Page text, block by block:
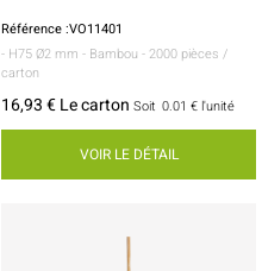
Référence :VO11401
- H75 Ø2 mm - Bambou - 2000 pièces /
carton
16,93 € Le carton Soit 0.01 € l'unité
VOIR LE DÉTAIL